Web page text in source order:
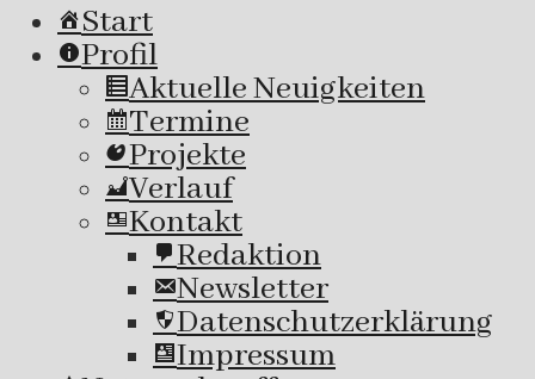
Start
Profil
Aktuelle Neuigkeiten
Termine
Projekte
Verlauf
Kontakt
Redaktion
Newsletter
Datenschutzerklärung
Impressum